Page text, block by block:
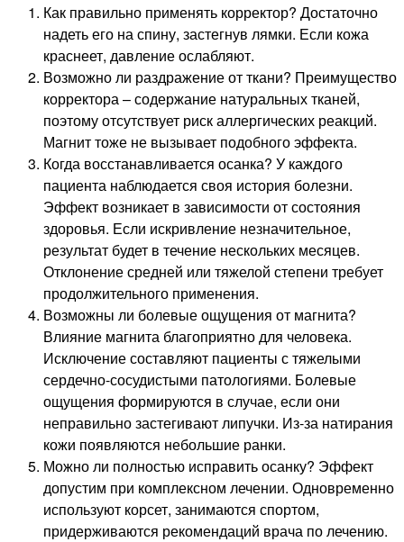
Как правильно применять корректор? Достаточно
надеть его на спину, застегнув лямки. Если кожа
краснеет, давление ослабляют.
Возможно ли раздражение от ткани? Преимущество
корректора – содержание натуральных тканей,
поэтому отсутствует риск аллергических реакций.
Магнит тоже не вызывает подобного эффекта.
Когда восстанавливается осанка? У каждого
пациента наблюдается своя история болезни.
Эффект возникает в зависимости от состояния
здоровья. Если искривление незначительное,
результат будет в течение нескольких месяцев.
Отклонение средней или тяжелой степени требует
продолжительного применения.
Возможны ли болевые ощущения от магнита?
Влияние магнита благоприятно для человека.
Исключение составляют пациенты с тяжелыми
сердечно-сосудистыми патологиями. Болевые
ощущения формируются в случае, если они
неправильно застегивают липучки. Из-за натирания
кожи появляются небольшие ранки.
Можно ли полностью исправить осанку? Эффект
допустим при комплексном лечении. Одновременно
используют корсет, занимаются спортом,
придерживаются рекомендаций врача по лечению.